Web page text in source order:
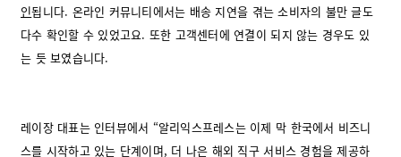
인됩니다. 온라인 커뮤니티에서는 배송 지연을 겪는 소비자의 불만 글도
다수 확인할 수 있었고요. 또한 고객센터에 연결이 되지 않는 경우도 있
는 듯 보였습니다.
레이장 대표는 인터뷰에서 “알리익스프레스는 이제 막 한국에서 비즈니
스를 시작하고 있는 단계이며, 더 나은 해외 직구 서비스 경험을 제공하